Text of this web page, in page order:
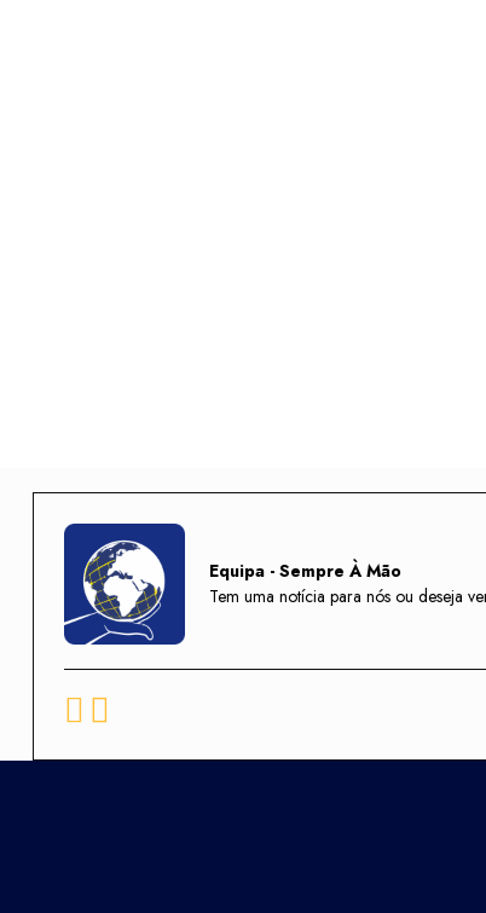
Equipa - Sempre À Mão
Tem uma notícia para nós ou deseja